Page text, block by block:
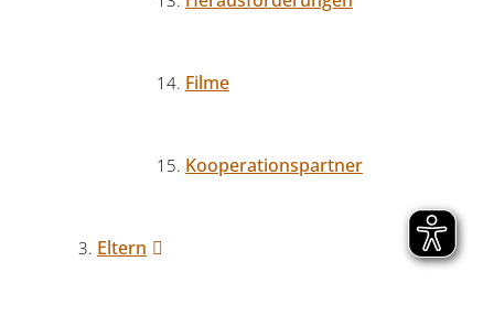
Filme
Kooperationspartner
Eltern